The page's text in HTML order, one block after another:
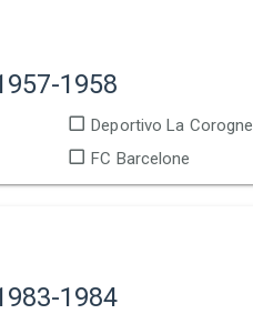
1958
Deportivo La Corogne
FC Barcelone
1984